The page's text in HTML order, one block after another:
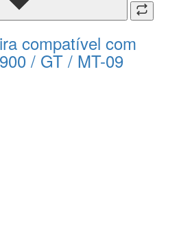
compatível com
/ GT / MT-09